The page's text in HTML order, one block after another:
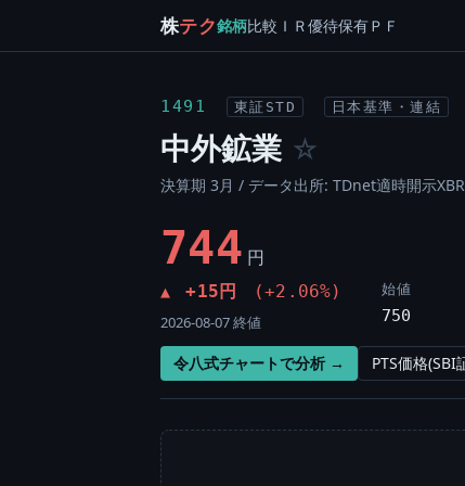
株テク銘柄比較 ＩＲ優待保有ＰＦ
1491 東証STD 日本基準・連結
中外鉱業 ☆
決算期 3月 / データ出所: TDnet適時開示
744 円
▲ +15円 (+2.06%)
2026-08-07 終値
始値
750
令八式チャートで分析 → PTS価格(SBI